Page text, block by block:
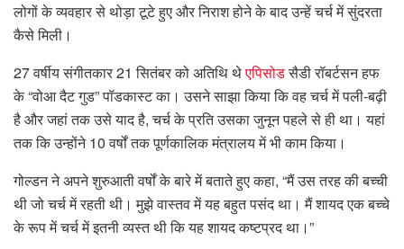
लोगों के व्यवहार से थोड़ा टूटे हुए और निराश होने के बाद उन्हें चर्च में सुंदरता
कैसे मिली।
27 वर्षीय संगीतकार 21 सितंबर को अतिथि थेएपिसोडसैडी रॉबर्टसन हफ
के “वोआ दैट गुड” पॉडकास्ट का। उसने साझा किया कि वह चर्च में पली-बढ़ी
है और जहां तक ​​उसे याद है, चर्च के प्रति उसका जुनून पहले से ही था। यहां
तक ​​कि उन्होंने 10 वर्षों तक पूर्णकालिक मंत्रालय में भी काम किया।
गोल्डन ने अपने शुरुआती वर्षों के बारे में बताते हुए कहा, “मैं उस तरह की बच्ची
थी जो चर्च में रहती थी। मुझे वास्तव में यह बहुत पसंद था। मैं शायद एक बच्चे
के रूप में चर्च में इतनी व्यस्त थी कि यह शायद कष्टप्रद था।”